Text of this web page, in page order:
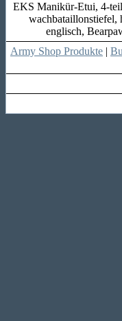
EKS Manikür-Etui, 4-
wachbataillonstiefel,
englisch,
Army Shop Produkte |